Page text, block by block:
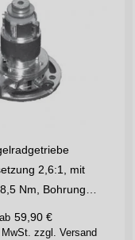
2,6:1, mit
Nm, Bohrung…
zzgl. Versand
ab 59,90 €